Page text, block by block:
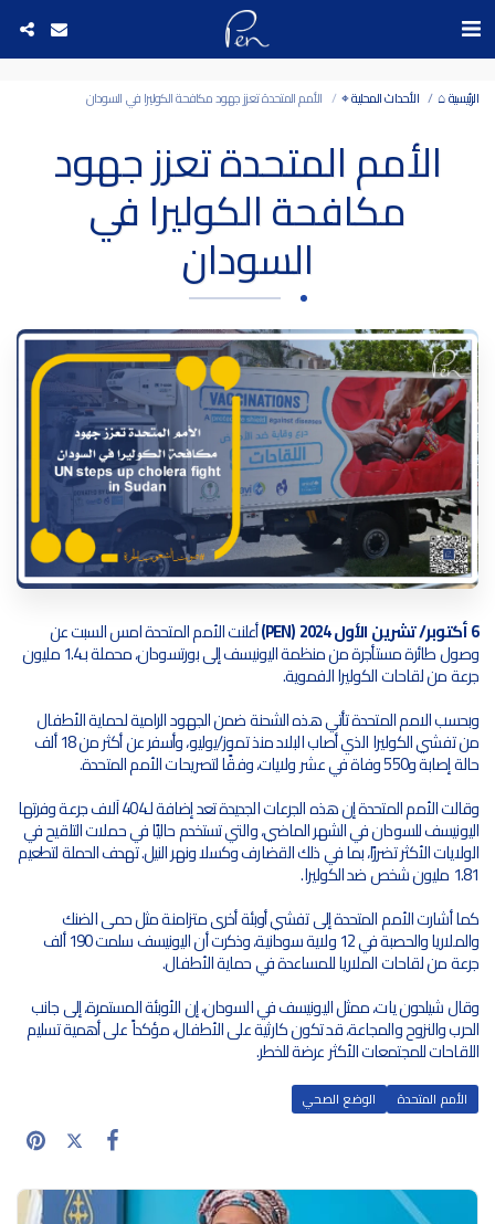
الرئيسية ⌂ الأحداث المحلية ⌖ الأمم المتحدة تعزز جهود مكافحة الكوليرا في السودان
الأمم المتحدة تعزز جهود
مكافحة الكوليرا في
السودان
6 أكتوبر/ تشرين الأول 2024 (PEN) أعلنت الأمم المتحدة امس السبت عن
وصول طائرة مستأجرة من منظمة اليونيسف إلى بورتسودان، محملة بـ1.4 مليون
جرعة من لقاحات الكوليرا الفموية.
وبحسب الامم المتحدة تأتي هذه الشحنة ضمن الجهود الرامية لحماية الأطفال
من تفشي الكوليرا الذي أصاب البلاد منذ تموز/يوليو، وأسفر عن أكثر من 18 ألف
حالة إصابة و550 وفاة في عشر ولايات، وفقًا لتصريحات الأمم المتحدة.
وقالت الأمم المتحدة إن هذه الجرعات الجديدة تعد إضافة لـ404 آلاف جرعة وفرتها
اليونيسف للسودان في الشهر الماضي، والتي تستخدم حاليًا في حملات التلقيح في
الولايات الأكثر تضررًا، بما في ذلك القضارف وكسلا ونهر النيل. تهدف الحملة لتطعيم
1.81 مليون شخص ضد الكوليرا.
كما أشارت الأمم المتحدة إلى تفشي أوبئة أخرى متزامنة مثل حمى الضنك
والملاريا والحصبة في 12 ولاية سودانية، وذكرت أن اليونيسف سلمت 190 ألف
جرعة من لقاحات الملاريا للمساعدة في حماية الأطفال.
وقال شيلدون يات، ممثل اليونيسف في السودان، إن الأوبئة المستمرة، إلى جانب
الحرب والنزوح والمجاعة، قد تكون كارثية على الأطفال، مؤكداً على أهمية تسليم
اللقاحات للمجتمعات الأكثر عرضة للخطر.
الأمم المتحدة الوضع الصحي